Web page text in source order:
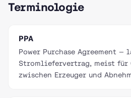
Terminologie
PPA
Power Purchase Agreement
Stromliefervertrag, meist für
zwischen Erzeuger und